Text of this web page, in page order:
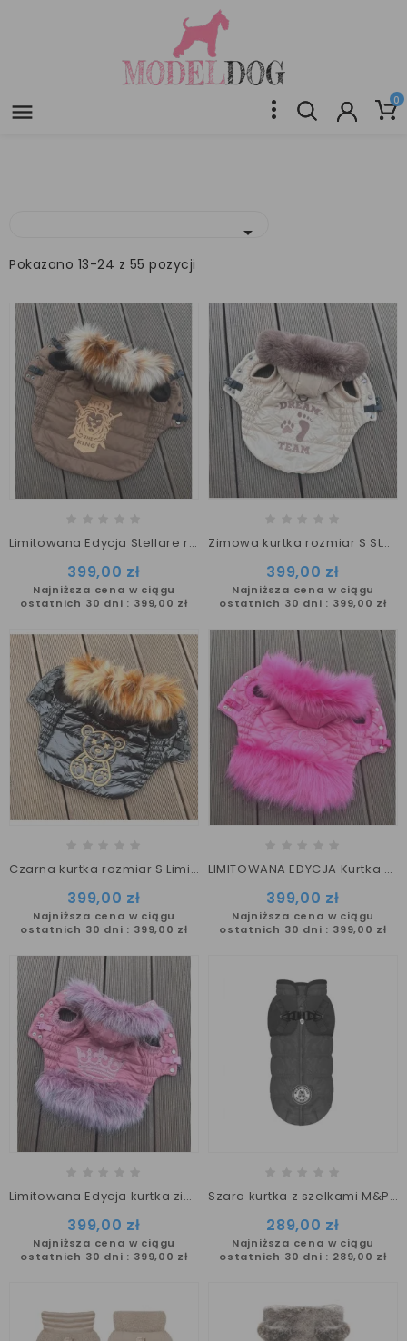
 0

Pokazano 13-24 z 55 pozycji
Limitowana Edycja Stellare rozmiar L
399,00 zł
Najniższa cena w ciągu
ostatnich 30 dni : 399,00 zł
Zimowa kurtka rozmiar S Stellare
399,00 zł
Najniższa cena w ciągu
ostatnich 30 dni : 399,00 zł
Czarna kurtka rozmiar S Limitowana Edycja Stellare
399,00 zł
Najniższa cena w ciągu
ostatnich 30 dni : 399,00 zł
LIMITOWANA EDYCJA Kurtka zimowa dla psa M
399,00 zł
Najniższa cena w ciągu
ostatnich 30 dni : 399,00 zł
Limitowana Edycja kurtka zimowa dla psa rozmiar S
399,00 zł
Najniższa cena w ciągu
ostatnich 30 dni : 399,00 zł
Szara kurtka z szelkami M&P CLIMBER
289,00 zł
Najniższa cena w ciągu
ostatnich 30 dni : 289,00 zł